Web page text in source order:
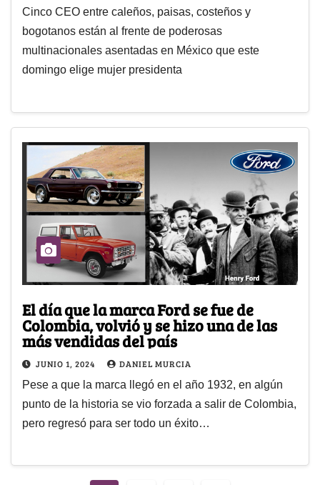
Cinco CEO entre caleños, paisas, costeños y
bogotanos están al frente de poderosas
multinacionales asentadas en México que este
domingo elige mujer presidenta
El día que la marca Ford se fue de
Colombia, volvió y se hizo una de las
más vendidas del país
JUNIO 1, 2024 DANIEL MURCIA
Pese a que la marca llegó en el año 1932, en algún
punto de la historia se vio forzada a salir de Colombia,
pero regresó para ser todo un éxito…